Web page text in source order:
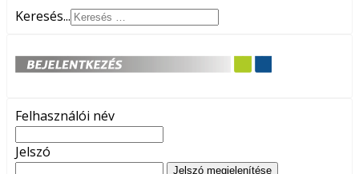
Keresés...
Felhasználói név
Jelszó
Jelszó megjelenítése